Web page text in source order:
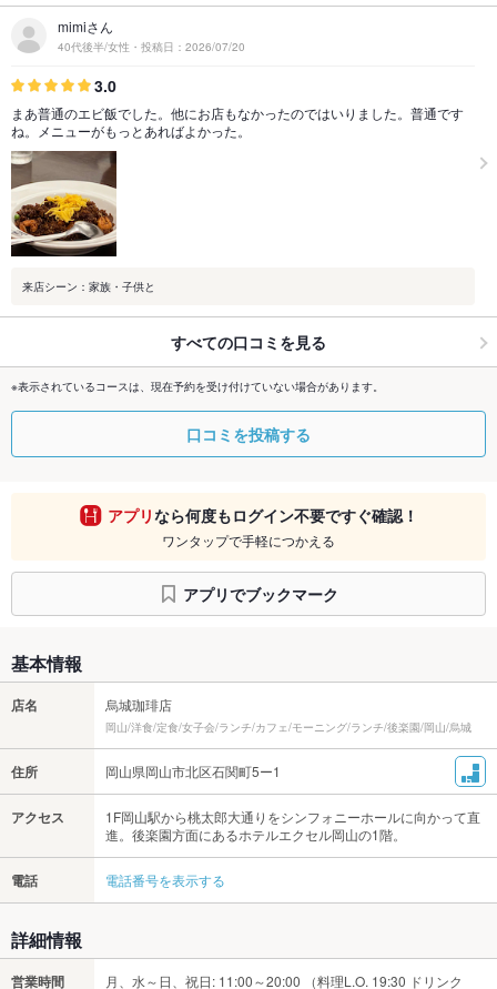
mimiさん
40代後半/女性・投稿日：2026/07/20
3.0
まあ普通のエビ飯でした。他にお店もなかったのではいりました。普通です
ね。メニューがもっとあればよかった。
来店シーン：家族・子供と
すべての口コミを見る
※表示されているコースは、現在予約を受け付けていない場合があります。
口コミを投稿する
アプリなら何度もログイン不要ですぐ確認！
ワンタップで手軽につかえる
アプリでブックマーク
基本情報
店名 烏城珈琲店
岡山/洋食/定食/女子会/ランチ/カフェ/モーニング/ランチ/後楽園/岡山/烏城
住所 岡山県岡山市北区石関町5ー1
アクセス
1F岡山駅から桃太郎大通りをシンフォニーホールに向かって直
進。後楽園方面にあるホテルエクセル岡山の1階。
電話 電話番号を表示する
詳細情報
営業時間 月、水～日、祝日: 11:00～20:00 （料理L.O. 19:30 ドリンク